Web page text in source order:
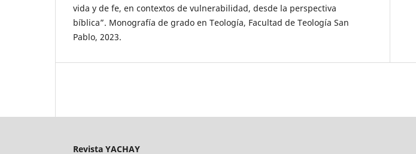
vida y de fe, en contextos de vulnerabilidad, desde la perspectiva
bíblica”. Monografía de grado en Teología, Facultad de Teología San
Pablo, 2023.
Revista YACHAY